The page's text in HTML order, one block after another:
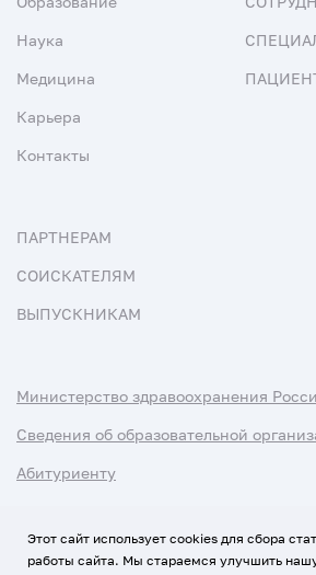
Наука
Медицина
Карьера
Контакты
ПАРТНЕРАМ
СОИСКАТЕЛЯМ
ВЫПУСКНИКАМ
Министерство здравоохранения
Сведения об образовательной
Абитуриенту
Этот сайт использует cookies для сбора
работы сайта. Мы стараемся улучшить